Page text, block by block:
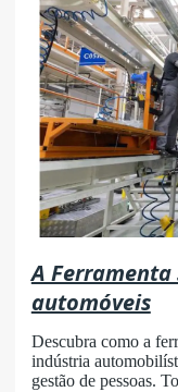
A Ferramenta
automóveis
Descubra como a
indústria
gestão de pessoas.